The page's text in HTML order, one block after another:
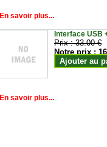
En savoir plus...
Interface USB
Prix :33.00 €
Notre prix :
Ajouter au
En savoir plus...